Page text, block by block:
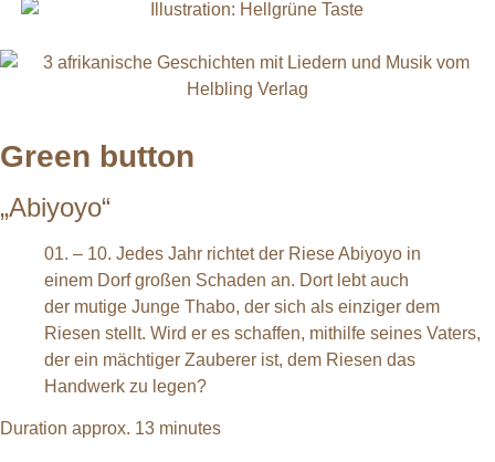
Green button
„Abiyoyo“
01. – 10. Jedes Jahr richtet der Riese Abiyoyo in
einem Dorf großen Schaden an. Dort lebt auch
der mutige Junge Thabo, der sich als einziger dem
Riesen stellt. Wird er es schaffen, mithilfe seines Vaters,
der ein mächtiger Zauberer ist, dem Riesen das
Handwerk zu legen?
Duration approx. 13 minutes